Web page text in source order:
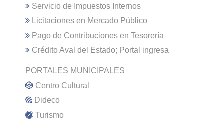
Servicio de Impuestos Internos
Licitaciones en Mercado Público
Pago de Contribuciones en Tesorería
Crédito Aval del Estado; Portal ingresa
PORTALES MUNICIPALES
Centro Cultural
Dideco
Turismo